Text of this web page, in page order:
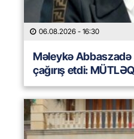
06.08.2026 - 16:30
Məleykə
çağırış etdi: